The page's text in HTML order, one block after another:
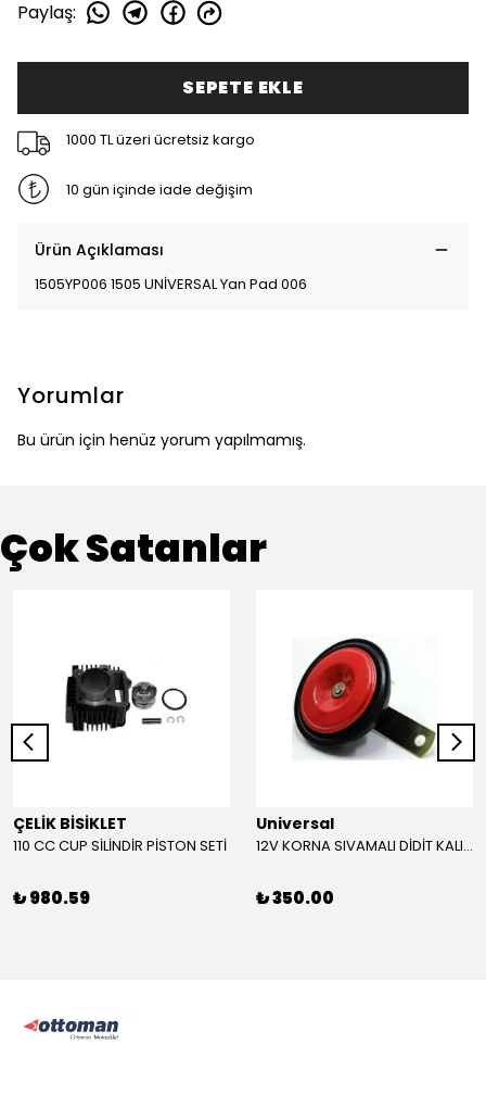
Paylaş:
SEPETE EKLE
1000 TL üzeri ücretsiz kargo
10 gün içinde iade değişim
Ürün Açıklaması
1505YP006 1505 UNİVERSAL Yan Pad 006
Yorumlar
Bu ürün için henüz yorum yapılmamış.
Çok Satanlar
ÇELİK BİSİKLET
110 CC CUP SİLİNDİR PİSTON SETİ
₺ 980.59
Universal
12V KORNA SIVAMALI DİDİT KALIN SESLİ (KIRMIZI)
₺ 350.00